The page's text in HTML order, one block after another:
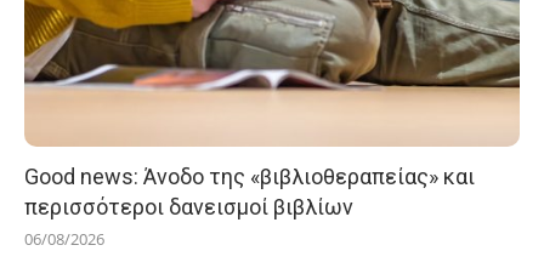
Good news: Άνοδο της «βιβλιοθεραπείας» και
περισσότεροι δανεισμοί βιβλίων
06/08/2026